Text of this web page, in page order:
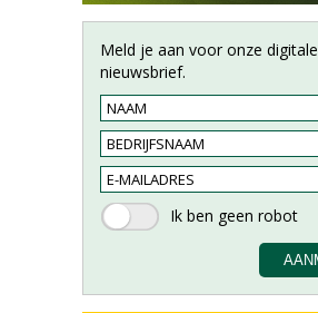
Meld je aan voor onze digitale
nieuwsbrief.